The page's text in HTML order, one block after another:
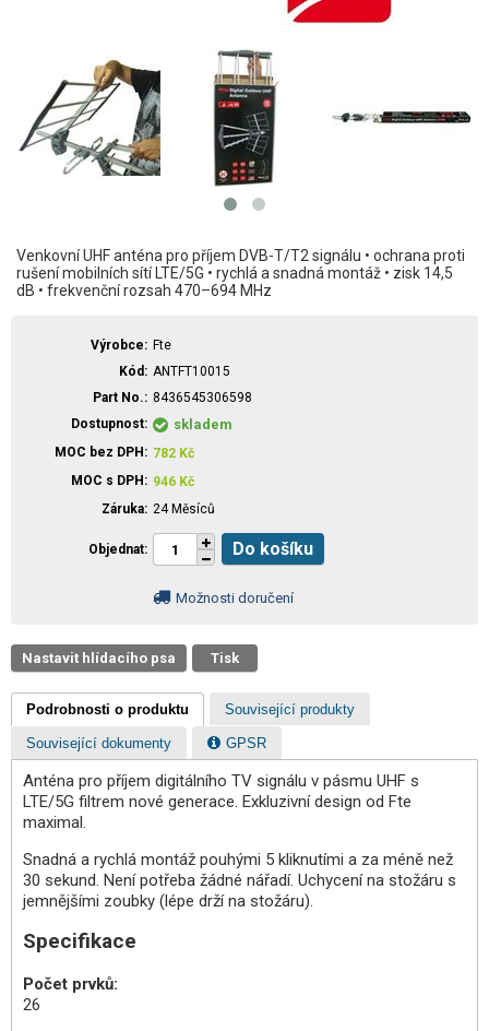
Venkovní UHF anténa pro příjem DVB-T/T2 signálu • ochrana proti
rušení mobilních sítí LTE/5G • rychlá a snadná montáž • zisk 14,5
dB • frekvenční rozsah 470–694 MHz
Výrobce
Fte
Kód
ANTFT10015
Part No.
8436545306598
Dostupnost
skladem
MOC bez DPH 782 Kč
MOC s DPH
946 Kč
Záruka 24 Měsíců
Objednat Do košíku
Možnosti doručení
Nastavit hlídacího psa Tisk
Podrobnosti o produktu Související produkty
Související dokumenty GPSR
Anténa pro příjem digitálního TV signálu v pásmu UHF s
LTE/5G filtrem nové generace. Exkluzivní design od Fte
maximal.
Snadná a rychlá montáž pouhými 5 kliknutími a za méně než
30 sekund. Není potřeba žádné nářadí. Uchycení na stožáru s
jemnějšími zoubky (lépe drží na stožáru).
Specifikace
Počet prvků:
26